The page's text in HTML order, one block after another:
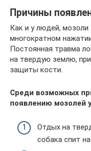
Причины
Как и у людей, мозоли
многократном
Постоянная травма
на твердую землю,
защиты кости.
Среди возможных
появлению мозолей
Отдых на
собака спит